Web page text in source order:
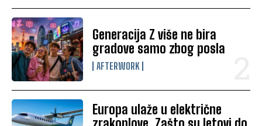
Generacija Z više ne bira
gradove samo zbog posla
AFTERWORK
Europa ulaže u električne